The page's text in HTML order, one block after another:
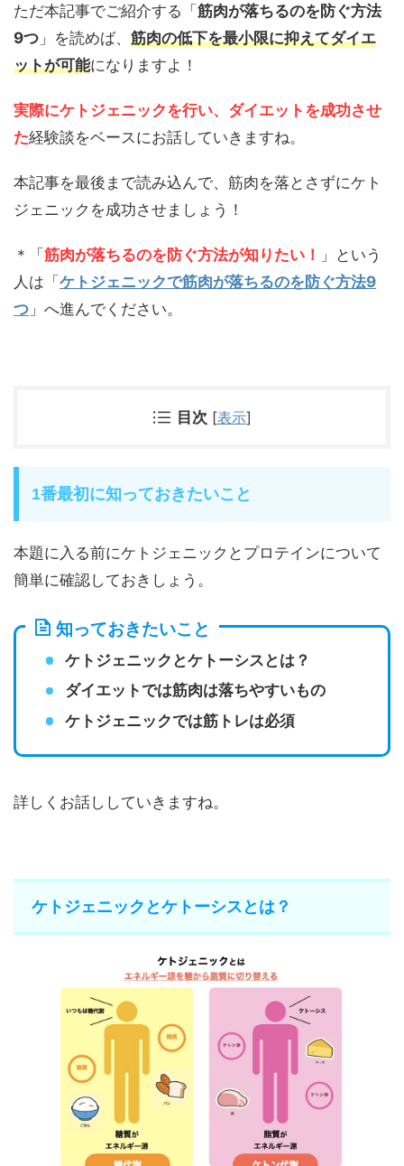
ただ本記事でご紹介する「筋肉が落ちるのを防ぐ方法
9つ 」を読めば、 筋肉の低下を最小限に抑えてダイエ
ットが可能になりますよ！
実際にケトジェニックを行い、ダイエットを成功させ
た経験談をベースにお話していきますね。
本記事を最後まで読み込んで、筋肉を落とさずにケト
ジェニックを成功させましょう！
＊「筋肉が落ちるのを防ぐ方法が知りたい！
」という
人は「ケトジェニックで筋肉が落ちるのを防ぐ方法9
つ 」へ進んでください。
目次 [表示]
1番最初に知っておきたいこと
本題に入る前にケトジェニックとプロテインについて
簡単に確認しておきしょう。
知っておきたいこと
ケトジェニックとケトーシスとは？
ダイエットでは筋肉は落ちやすいもの
ケトジェニックでは筋トレは必須
詳しくお話ししていきますね。
ケトジェニックとケトーシスとは？